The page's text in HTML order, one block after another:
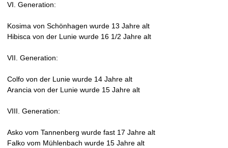
VI. Generation:
Kosima von Schönhagen wurde 13 Jahre alt
Hibisca von der Lunie wurde 16 1/2 Jahre alt
VII. Generation:
Colfo von der Lunie wurde 14 Jahre alt
Arancia von der Lunie wurde 15 Jahre alt
VIII. Generation:
Asko vom Tannenberg wurde fast 17 Jahre alt
Falko vom Mühlenbach wurde 15 Jahre alt